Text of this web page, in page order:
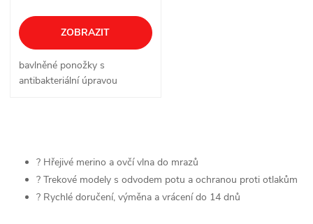
ZOBRAZIT
bavlněné ponožky s
antibakteriální úpravou
? Hřejivé merino a ovčí vlna do mrazů
? Trekové modely s odvodem potu a ochranou proti otlakům
? Rychlé doručení, výměna a vrácení do 14 dnů